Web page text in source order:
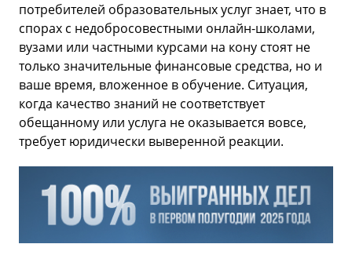
потребителей образовательных услуг знает, что в
спорах с недобросовестными онлайн-школами,
вузами или частными курсами на кону стоят не
только значительные финансовые средства, но и
ваше время, вложенное в обучение. Ситуация,
когда качество знаний не соответствует
обещанному или услуга не оказывается вовсе,
требует юридически выверенной реакции.